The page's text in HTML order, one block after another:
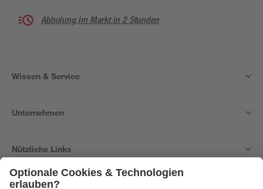
Abholung im Markt in 2 Stunden
Wissen & Service
Unternehmen
Nützliche Links